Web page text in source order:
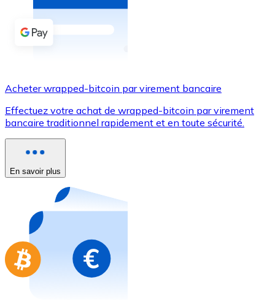
Acheter avec espèces
Virement SEPA
Utilisez les cartes Visa et Mastercard pour acheter
Acheter avec carte
Nouveau
Achetez des cartes-cadeaux de vos marques
Aller à la boutique de cartes-cadeaux
Acheter wrapped-bitcoin par virement bancaire
Effectuez votre achat de wrapped-bitcoin par virement
bancaire traditionnel rapidement et en toute sécurité.
En savoir plus